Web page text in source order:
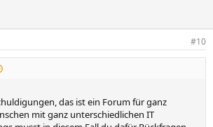
#10
das ist ein Forum für ganz
mit ganz unterschiedlichen IT